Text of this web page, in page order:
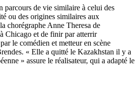
parcours de vie similaire à celui des
ou des origines similaires aux
chorégraphe Anne Theresa de
Chicago et de finir par atterrir
le comédien et metteur en scène
« Elle a quitté le Kazakhstan il y a
» assure le réalisateur, qui a adapté le